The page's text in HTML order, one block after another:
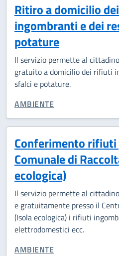
Ritiro a domicilio
ingombranti e dei
potature
Il servizio permette al
gratuito a domicilio dei rifiuti
sfalci e potature.
CATEGORIA CORRELATA:
AMBIENTE
Conferimento rifiuti
Comunale di
ecologica)
Il servizio permette al
e gratuitamente presso il
(Isola ecologica) i rifiuti
elettrodomestici ecc.
CATEGORIA CORRELATA:
AMBIENTE